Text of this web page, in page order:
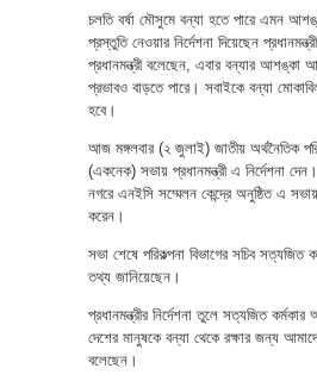
চলতি বর্ষা মৌসুমে বন্যা হতে পারে এমন
প্রস্তুতি নেওয়ার নির্দেশনা দিয়েছেন
প্রধানমন্ত্রী বলেছেন, এবার বন্যার আশঙ্কা
প্রভাবও বাড়তে পারে। সবাইকে বন্যা
হবে।
আজ মঙ্গলবার (২ জুলাই) জাতীয় অর্থনৈতিক
(একনেক) সভায় প্রধানমন্ত্রী এ নির্দেশনা দেন।
নগরে এনইসি সম্মেলন কেন্দ্রে অনুষ্ঠিত এ
করেন।
সভা শেষে পরিকল্পনা বিভাগের সচিব সত্যজিত
তথ্য জানিয়েছেন।
প্রধানমন্ত্রীর নির্দেশনা তুলে সত্যজিত
দেশের মানুষকে বন্যা থেকে রক্ষার জন্য
বলেছেন।